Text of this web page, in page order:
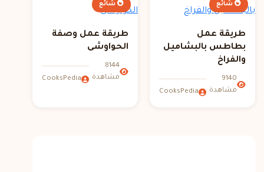
شائع
طريقة عمل
بطاطس بالبشاميل
والفراخ
9140
مشاهدة
CooksPedia
شائع
طريقة عمل وصفة
الحواوشى
8144
مشاهدة
CooksPedia